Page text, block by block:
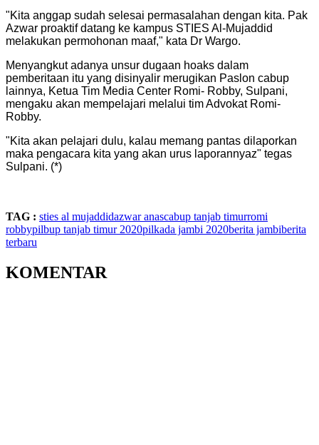
"Kita anggap sudah selesai permasalahan dengan kita. Pak
Azwar proaktif datang ke kampus STIES Al-Mujaddid
melakukan permohonan maaf," kata Dr Wargo.
Menyangkut adanya unsur dugaan hoaks dalam
pemberitaan itu yang disinyalir merugikan Paslon cabup
lainnya, Ketua Tim Media Center Romi- Robby, Sulpani,
mengaku akan mempelajari melalui tim Advokat Romi-
Robby.
"Kita akan pelajari dulu, kalau memang pantas dilaporkan
maka pengacara kita yang akan urus laporannyaz" tegas
Sulpani. (*)
TAG : sties al mujaddidazwar anascabup tanjab timurromi
robbypilbup tanjab timur 2020pilkada jambi 2020berita jambiberita
terbaru
KOMENTAR